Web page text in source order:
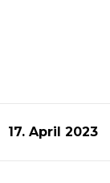
17. April 2023